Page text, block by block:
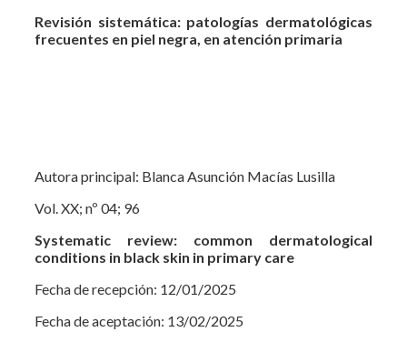
Revisión sistemática: patologías dermatológicas
frecuentes en piel negra, en atención primaria
Autora principal: Blanca Asunción Macías Lusilla
Vol. XX; nº 04; 96
Systematic review: common dermatological
conditions in black skin in primary care
Fecha de recepción: 12/01/2025
Fecha de aceptación: 13/02/2025